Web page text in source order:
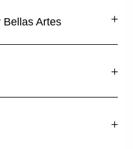
Bellas Artes